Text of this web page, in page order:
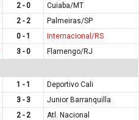
2 - 0
Cuiaba/MT
2 - 2
Palmeiras/SP
0 - 1
Internacional/RS
3 - 0
Flamengo/RJ
1 - 1
Deportivo Cali
3 - 3
Junior Barranquilla
2 - 2
Atl. Nacional